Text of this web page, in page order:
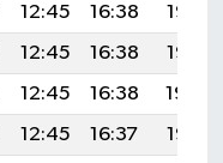
12:45 16:38
19:56
12:45 16:38
19:55
12:45 16:38
19:54
12:45 16:37
19:53